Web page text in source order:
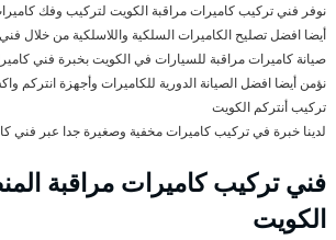
نوفر فني تركيب كاميرات مراقبة الكويت لتركيب وفك
أيضا افضل تصليح الكاميرات السلكية واللاسلكية من خلال
صيانة كاميرات مراقبة للسيارات في الكويت بخبرة فني
نؤمن أيضا افضل الصيانة الدورية للكاميرات وأجهزة انتركم
تركيب أنتركم الكويت
لدينا خبرة في تركيب كاميرات مخفية وصغيرة جدا عبر فني
فني تركيب كاميرات مراقبة
الكويت